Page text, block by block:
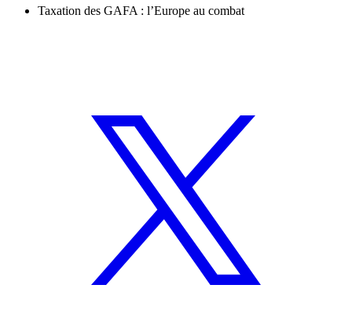
Taxation des GAFA : l’Europe au combat